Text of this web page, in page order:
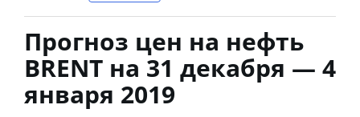
Прогноз цен на нефть
BRENT на 31 декабря — 4
января 2019